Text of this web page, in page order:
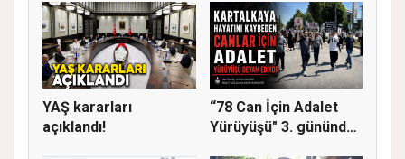
YAŞ kararları
açıklandı!
“78 Can İçin Adalet
Yürüyüşü" 3. gününde